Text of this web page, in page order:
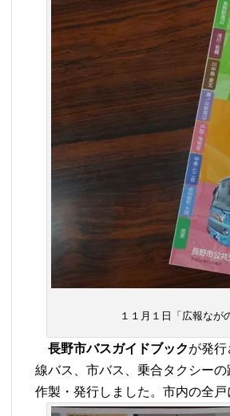
１１月１日「広報なが
長野市バスガイドブックが発
線バス、市バス、乗合タクシー
作製・発行しました。市内の全